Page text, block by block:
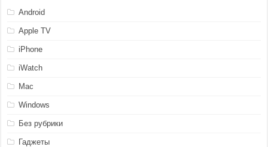
Android
Apple TV
iPhone
iWatch
Mac
Windows
Без рубрики
Гаджеты